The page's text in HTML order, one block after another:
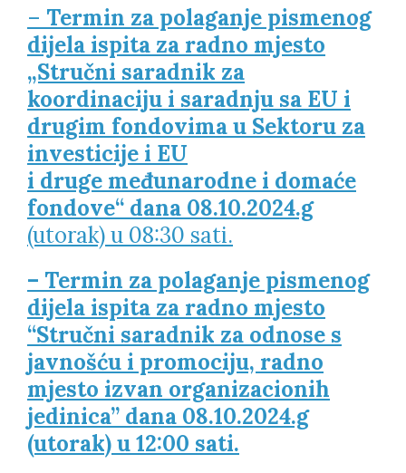
– Termin za polaganje pismenog
dijela ispita za radno mjesto
„Stručni saradnik za
koordinaciju i saradnju sa EU i
drugim fondovima u Sektoru za
investicije i EU
i druge međunarodne i domaće
fondove“ dana 08.10.2024.g
(utorak) u 08:30 sati.
– Termin za polaganje pismenog
dijela ispita za radno mjesto
“Stručni saradnik za odnose s
javnošću i promociju, radno
mjesto izvan organizacionih
jedinica” dana 08.10.2024.g
(utorak) u 12:00 sati.